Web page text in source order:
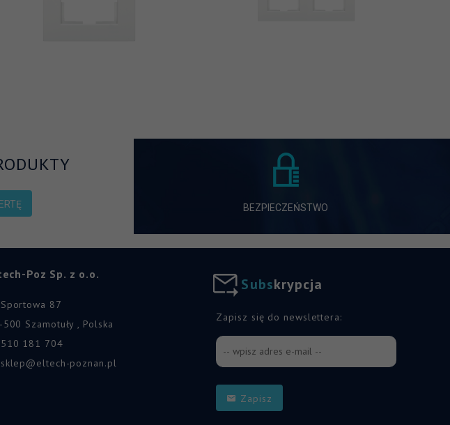
BEZPIECZEŃSTWO
Poz Sp. z o.o.
Sportowa 87
500 Szamotuły , Polska
510 181 704
sklep@eltech-poznan.pl
Subskrypcja
Zapisz się do newslettera:
Zapisz